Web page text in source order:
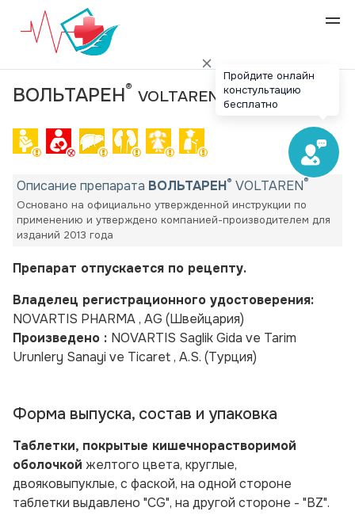
ВОЛЬТАРЕН® VOLTAREN ®
Описание препарата ВОЛЬТАРЕН® VOLTAREN®
Основано на официально утвержденной инструкции по
применению и утверждено компанией-производителем для
изданий 2013 года
Препарат отпускается по рецепту.
Владелец регистрационного удостоверения:
NOVARTIS PHARMA , AG (Швейцария)
Произведено : NOVARTIS Saglik Gida ve Tarim
Urunlery Sanayi ve Ticaret , A.S. (Турция)
Форма выпуска, состав и упаковка
Таблетки, покрытые кишечнорастворимой
оболочкой желтого цвета, круглые,
двояковыпуклые, с фаской, на одной стороне
таблетки выдавлено "CG", на другой стороне - "BZ".
Пройдите онлайн
констультацию
бесплатно